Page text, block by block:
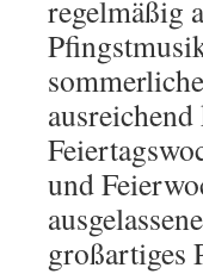
regelmäßig
und
großartiges